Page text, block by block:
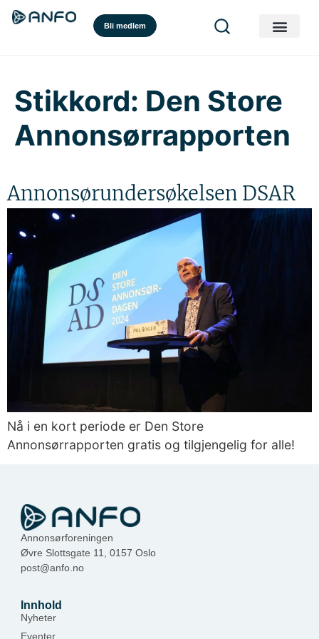
Bli medlem
Stikkord: Den Store
Annonsørrapporten
Annonsørundersøkelsen DSAR
Nå i en kort periode er Den Store
Annonsørrapporten gratis og tilgjengelig for alle!
Annonsørforeningen
Øvre Slottsgate 11, 0157 Oslo
post@anfo.no
Innhold
Nyheter
Eventer